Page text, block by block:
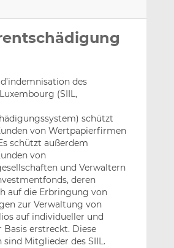
mail
an
LinkedIn
teilen
Facebook
teilen
des
(SIIL,
schützt
von Wertpapierfirmen
schützt außerdem
von
und Verwaltern
deren
auf die Erbringung von
zur Verwaltung von
auf individueller und
erstreckt. Diese
Mitglieder des SIIL.